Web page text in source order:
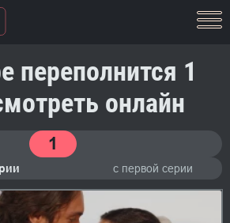
переполнится 1
онлайн
с первой серии
1